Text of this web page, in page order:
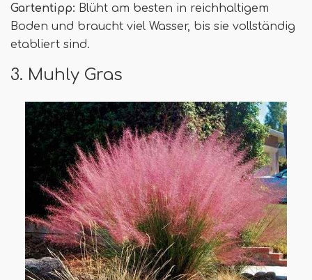
Gartentipp: Blüht am besten in reichhaltigem
Boden und braucht viel Wasser, bis sie vollständig
etabliert sind.
3. Muhly Gras